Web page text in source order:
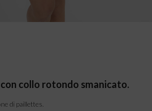
collo rotondo smanicato.
di paillettes.